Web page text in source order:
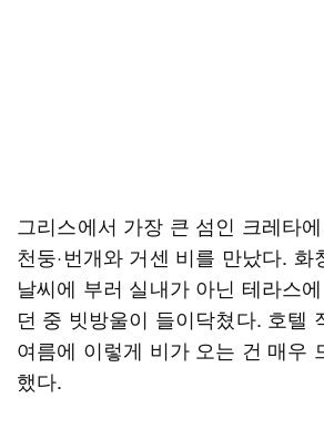
그리스에서 가장 큰 섬인 크레타
천둥·번개와 거센 비를 만났다. 화
날씨에 부러 실내가 아닌 테라스
던 중 빗방울이 들이닥쳤다. 호텔
여름에 이렇게 비가 오는 건 매우
했다.